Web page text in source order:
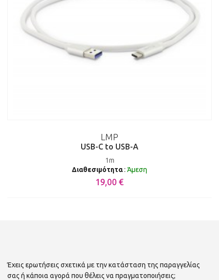
LMP
USB-C to USB-A
1m
Διαθεσιμότητα: Άμεση
19,00 €
Έχεις ερωτήσεις σχετικά με την κατάσταση της παραγγελίας
σας ή κάποια αγορά που θέλεις να πραγματοποιήσεις;